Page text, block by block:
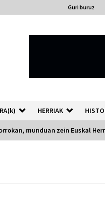
Guri buruz
HERRIAK
munduan zein Euskal